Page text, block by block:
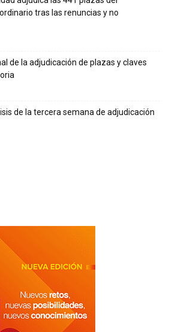
tras las renuncias y no
de la adjudicación de plazas y claves
de la tercera semana de adjudicación